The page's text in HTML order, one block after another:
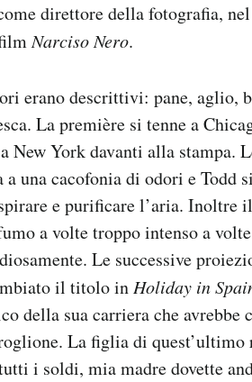
direttore della fotografia,
Narciso Nero.
erano descrittivi: pane, aglio,
La première si tenne a
New York davanti alla stampa.
a una cacofonia di odori e
e purificare l’aria. Inoltre
a volte troppo intenso a
Le successive
il titolo inHoliday in
della sua carriera che
La figlia di
i soldi, mia madre dovette